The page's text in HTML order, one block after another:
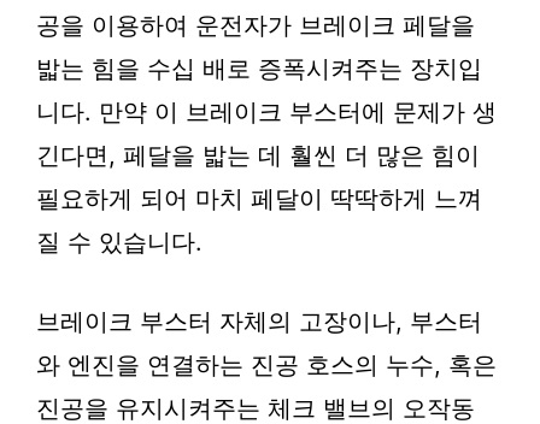
공을 이용하여 운전자가 브레이크 페달을
밟는 힘을 수십 배로 증폭시켜주는 장치입
니다. 만약 이 브레이크 부스터에 문제가 생
긴다면, 페달을 밟는 데 훨씬 더 많은 힘이
필요하게 되어 마치 페달이 딱딱하게 느껴
질 수 있습니다.
브레이크 부스터 자체의 고장이나, 부스터
와 엔진을 연결하는 진공 호스의 누수, 혹은
진공을 유지시켜주는 체크 밸브의 오작동